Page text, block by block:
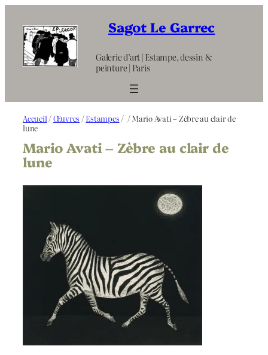
contenu
Sagot Le Garrec
Galerie d’art | Estampe, dessin &
peinture | Paris
Accueil /Œuvres /Estampes / / Mario Avati – Zèbre au clair de
lune
Mario Avati – Zèbre au clair de
lune